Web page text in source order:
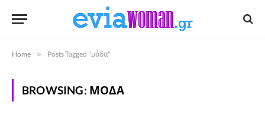
Home » Posts Tagged "μόδα"
BROWSING: ΜΌΔΑ